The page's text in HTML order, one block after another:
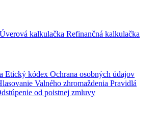
Úverová kalkulačka Refinančná kalkulačka
Etický kódex Ochrana osobných údajov
Valného zhromaždenia Pravidlá
od poistnej zmluvy